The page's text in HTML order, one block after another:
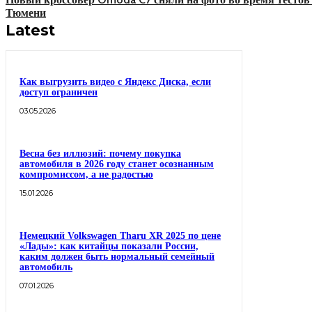
Тюмени
Latest
Как выгрузить видео с Яндекс Диска, если
доступ ограничен
03.05.2026
Весна без иллюзий: почему покупка
автомобиля в 2026 году станет осознанным
компромиссом, а не радостью
15.01.2026
Немецкий Volkswagen Tharu XR 2025 по цене
«Лады»: как китайцы показали России,
каким должен быть нормальный семейный
автомобиль
07.01.2026